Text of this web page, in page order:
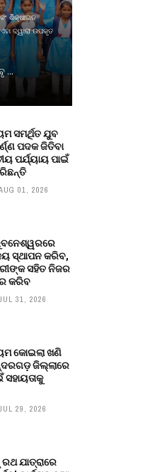
ଶିକ୍ଷାଗତ
ଦ୍ୱାରା ଉପକୃତ
...
ସମର୍ଥିତ ଯୁବ
ପଦକ ଜିତିବା
ପର୍ଯ୍ୟାୟ ପାଇଁ
01, 2026
ସ୍ଥାପନ କରିବ,
ସହିତ ନିଜର
କରିବ
31, 2026
କୋଇଲା ଖଣି
ଜିଲ୍ଲାରେ
29, 2026
ଯାତ୍ରାରେ